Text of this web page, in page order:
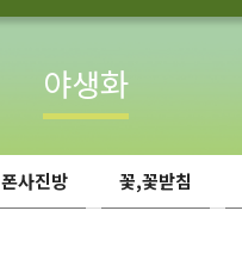
야생화
폰사진방 꽃,꽃받침